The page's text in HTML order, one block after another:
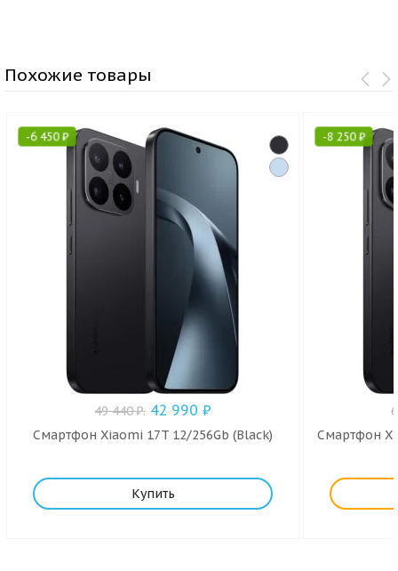
Похожие товары
-6 450₽
49 440₽. 42 990 ₽
Смартфон Xiaomi 17T 12/256Gb (Black)
Купить
-8 250₽
Смартфон